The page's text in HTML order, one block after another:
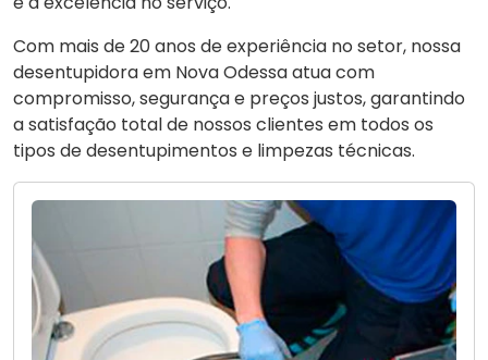
Com mais de 20 anos de experiência no setor, nossa
desentupidora em Nova Odessa atua com
compromisso, segurança e preços justos, garantindo
a satisfação total de nossos clientes em todos os
tipos de desentupimentos e limpezas técnicas.